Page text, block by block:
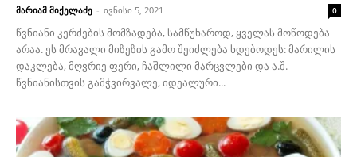
მარიამ მიქელაძე - ივნისი 5, 2021 0
წვნიანი კერძების მომზადება, სამწუხაროდ, ყველას მოწოდება
არაა. ეს მრავალი მიზეზის გამო შეიძლება ხდებოდეს: მარილის
დაკლება, მღვრიე ფერი, ჩაშლილი მარცვლები და ა.შ.
წვნიანისთვის გამჭვირვალე, იდეალური...